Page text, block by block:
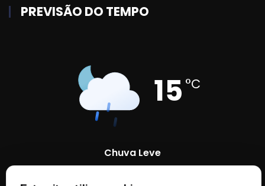
PREVISÃO DO TEMPO
15 °C
Chuva Leve
92 % 1004 mb